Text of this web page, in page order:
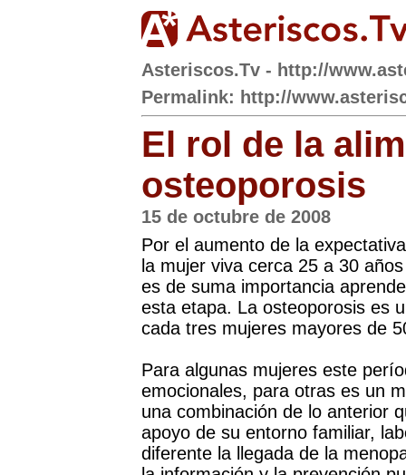
Asteriscos.Tv - http://
Permalink: http://
El rol de la
osteoporosis
15 de octubre de 2008
Por el aumento de la
la mujer viva cerca 25 a 30
es de suma importancia
esta etapa. La osteoporosis es
cada tres mujeres mayores de
Para algunas mujeres este
emocionales, para otras es un
una combinación de lo anterior
apoyo de su entorno familiar,
diferente la llegada de la